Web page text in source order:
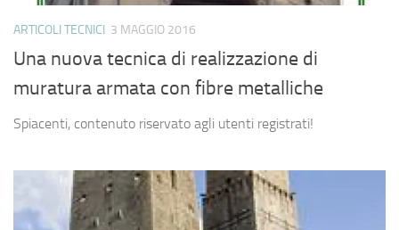
ARTICOLI TECNICI 3 MAGGIO 2016
Una nuova tecnica di realizzazione di
muratura armata con fibre metalliche
Spiacenti, contenuto riservato agli utenti registrati!